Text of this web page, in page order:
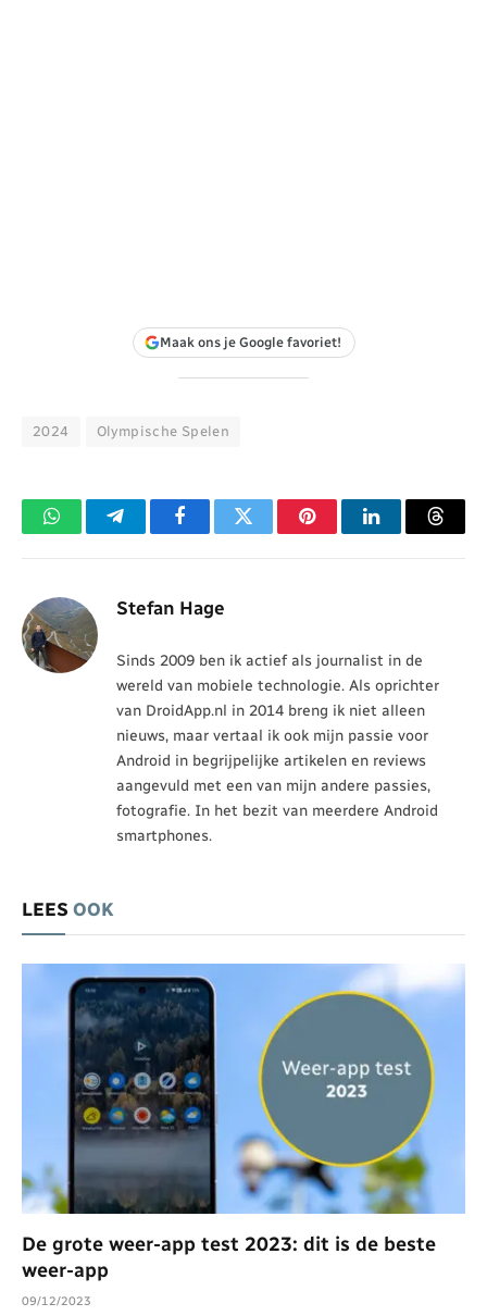
Maak ons je Google favoriet!
2024 Olympische Spelen
WhatsAppTelegramFacebookTwitter PinterestLinkedIn
Stefan Hage
Sinds 2009 ben ik actief als journalist in de
wereld van mobiele technologie. Als oprichter
van DroidApp.nl in 2014 breng ik niet alleen
nieuws, maar vertaal ik ook mijn passie voor
Android in begrijpelijke artikelen en reviews
aangevuld met een van mijn andere passies,
fotografie. In het bezit van meerdere Android
smartphones.
LEES OOK
De grote weer-app test 2023: dit is de beste
weer-app
09/12/2023